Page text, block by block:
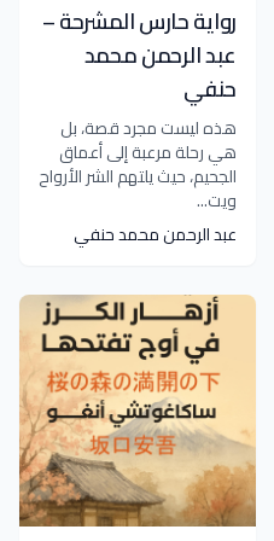
رواية حارس المشرحة –
عبد الرحمن محمد
حنفي
هذه ليست مجرد قصة، بل
هي رحلة مرعبة إلى أعماق
الجحيم، حيث يلتهم الشر الأرواح
ويت...
عبد الرحمن محمد حنفي